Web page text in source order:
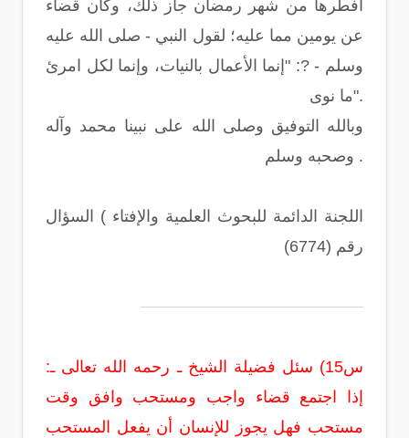
أفطرها من شهر رمضان جاز ذلك، وكان قضاء
عن يومين مما عليه؛ لقول النبي - صلى الله عليه
وسلم - ?: "إنما الأعمال بالنيات، وإنما لكل امرئ
ما نوى".
وبالله التوفيق وصلى الله على نبينا محمد وآله
وصحبه وسلم .
اللجنة الدائمة للبحوث العلمية والإفتاء ) السؤال
رقم (6774)
س15) سئل فضيلة الشيخ ـ رحمه الله تعالى ـ‏:‏
إذا اجتمع قضاء واجب ومستحب وافق وقت
مستحب فهل يجوز للإنسان أن يفعل المستحب